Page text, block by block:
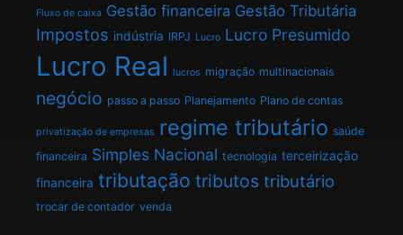
Fluxo de caixa Gestão financeira Gestão Tributária
Impostos indústria IRPJ Lucro Lucro Presumido
Lucro Real lucros migração multinacionais
negócio passo a passo Planejamento Plano de contas
privatização de empresas regime tributário saúde
financeira Simples Nacional tecnologia terceirização
financeira tributação tributos tributário
trocar de contador venda